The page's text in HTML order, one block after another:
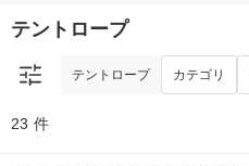
テントロープ
テントロープ カテゴリ
23 件